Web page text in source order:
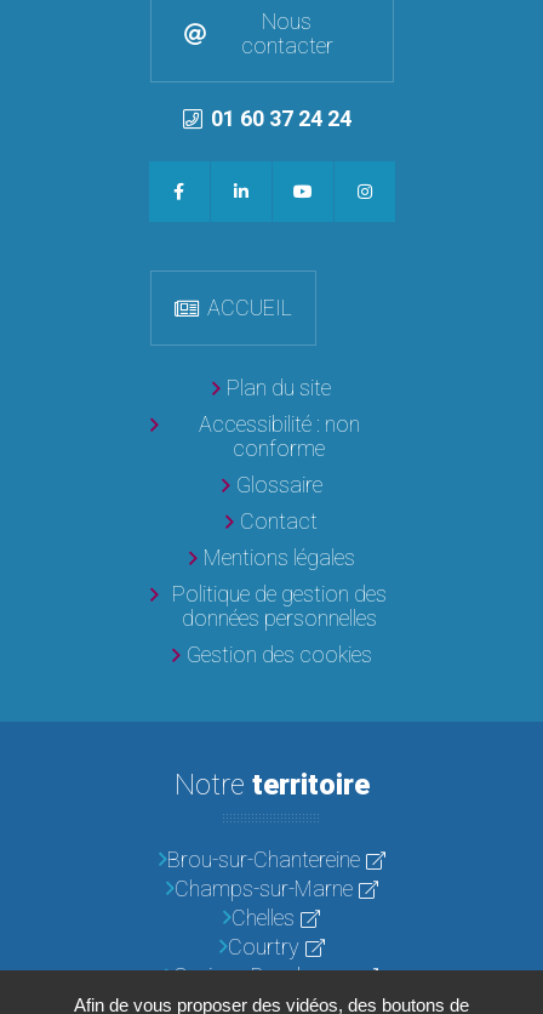
Afin de vous proposer des vidéos, des boutons de
Nous
contacter
01 60 37 24 24
ACCUEIL
Plan du site
Accessibilité : non
conforme
Glossaire
Contact
Mentions légales
Politique de gestion des
données personnelles
Gestion des cookies
Notre territoire
Brou-sur-Chantereine
Champs-sur-Marne
Chelles
Courtry
Croissy-Beaubourg
Emerainville